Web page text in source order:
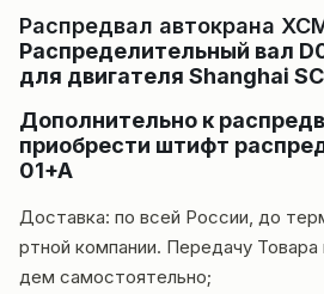
Распредвал автокрана
Распределительный вал
для двигателя Shanghai
Дополнительно к
приобрести штифт
01+A
Доставка: по всей России, до
ртной компании. Передачу Товара
дем самостоятельно;